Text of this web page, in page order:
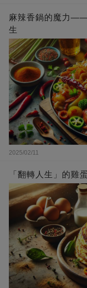
麻辣香鍋的魔力——
生
2025/02/11
「翻轉人生」的